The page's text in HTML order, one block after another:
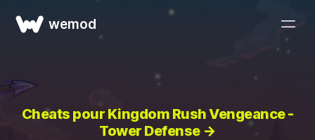
wemod
Cheats pour Kingdom Rush Vengeance -
Tower Defense →